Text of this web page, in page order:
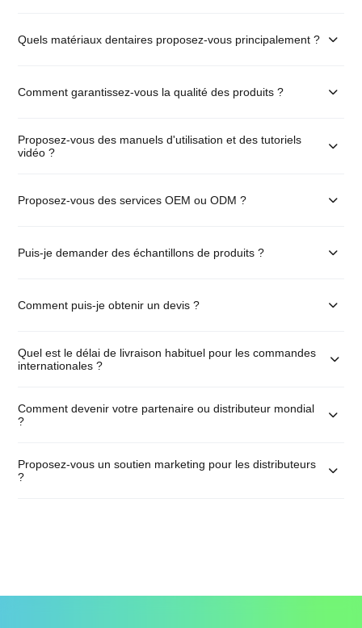
Quels matériaux dentaires proposez-vous principalement ?
Comment garantissez-vous la qualité des produits ?
Proposez-vous des manuels d'utilisation et des tutoriels
vidéo ?
Proposez-vous des services OEM ou ODM ?
Puis-je demander des échantillons de produits ?
Comment puis-je obtenir un devis ?
Quel est le délai de livraison habituel pour les commandes
internationales ?
Comment devenir votre partenaire ou distributeur mondial
?
Proposez-vous un soutien marketing pour les distributeurs
?